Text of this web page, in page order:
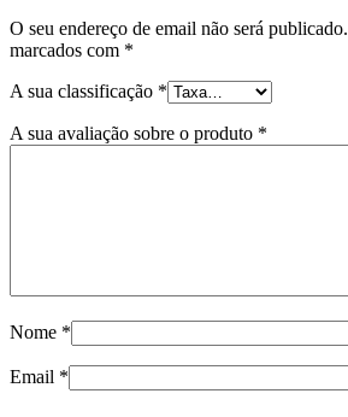
O seu endereço de email não será publicado.
marcados com *
A sua classificação *
A sua avaliação sobre o produto *
Nome *
Email *